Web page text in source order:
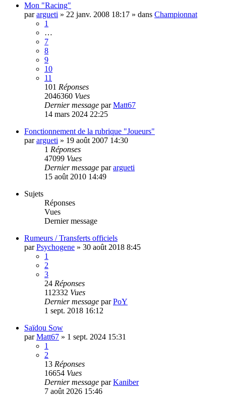
Mon "Racing"
parargueti » 22 janv. 2008 18:17 » dans Championnat
1
…
7
8
9
10
11
101 Réponses
2046360 Vues
Dernier message parMatt67
14 mars 2024 22:25
Fonctionnement de la rubrique "Joueurs"
parargueti » 19 août 2007 14:30
1 Réponses
47099 Vues
Dernier message parargueti
15 août 2010 14:49
Sujets
Réponses
Vues
Dernier message
Rumeurs / Transferts officiels
parPsychogene » 30 août 2018 8:45
1
2
3
24 Réponses
112332 Vues
Dernier message parPoY
1 sept. 2018 16:12
Saïdou Sow
parMatt67 » 1 sept. 2024 15:31
1
2
13 Réponses
16654 Vues
Dernier message parKaniber
7 août 2026 15:46